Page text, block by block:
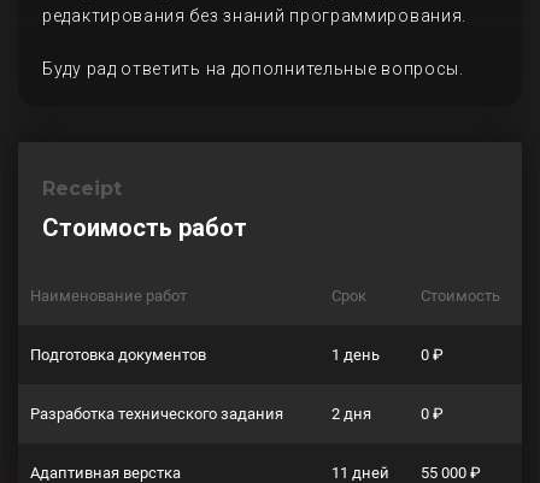
редактирования без знаний программирования.
Буду рад ответить на дополнительные вопросы.
Receipt
Стоимость работ
Наименование работ Срок Стоимость
Подготовка документов 1 день 0 ₽
Разработка технического задания 2 дня 0 ₽
Адаптивная верстка 11 дней 55 000 ₽